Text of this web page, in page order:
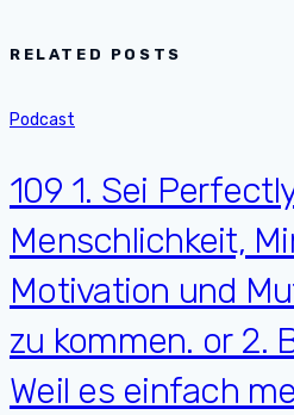
RELATED POSTS
Podcast
109 1. Sei
Menschlichkeit,
Motivation und
zu kommen. or 2.
Weil es einfach